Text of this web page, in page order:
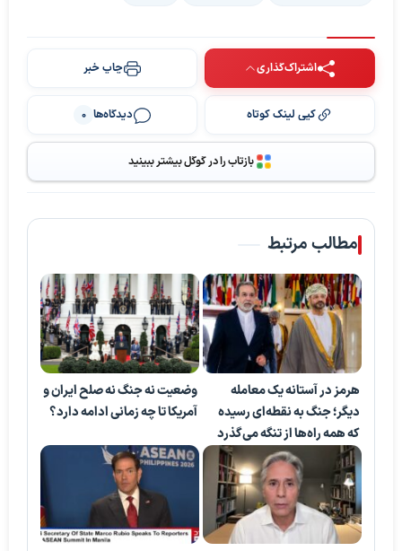
اشتراک‌گذاری چاپ خبر
کپی لینک کوتاه دیدگاه‌ها 0
بازتاب را در گوگل بیشتر ببینید
مطالب مرتبط
هرمز در آستانه یک معامله
دیگر؛ جنگ به نقطه‌ای رسیده
که همه راه‌ها از تنگه می‌گذرد
وضعیت نه جنگ نه صلح ایران و
آمریکا تا چه زمانی ادامه دارد؟